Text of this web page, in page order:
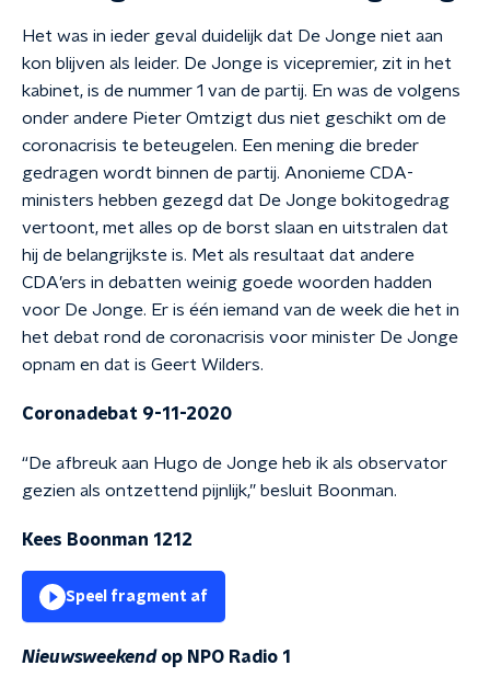
Het was in ieder geval duidelijk dat De Jonge niet aan
kon blijven als leider. De Jonge is vicepremier, zit in het
kabinet, is de nummer 1 van de partij. En was de volgens
onder andere Pieter Omtzigt dus niet geschikt om de
coronacrisis te beteugelen. Een mening die breder
gedragen wordt binnen de partij. Anonieme CDA-
ministers hebben gezegd dat De Jonge bokitogedrag
vertoont, met alles op de borst slaan en uitstralen dat
hij de belangrijkste is. Met als resultaat dat andere
CDA’ers in debatten weinig goede woorden hadden
voor De Jonge. Er is één iemand van de week die het in
het debat rond de coronacrisis voor minister De Jonge
opnam en dat is Geert Wilders.
Coronadebat 9-11-2020
“De afbreuk aan Hugo de Jonge heb ik als observator
gezien als ontzettend pijnlijk,” besluit Boonman.
Kees Boonman 1212
Speel fragment af
Nieuwsweekend op NPO Radio 1